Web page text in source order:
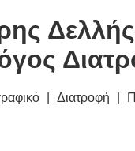
Διατροφή